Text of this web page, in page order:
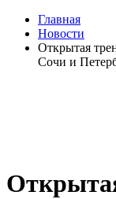
Главная
Новости
Открытая
Сочи и